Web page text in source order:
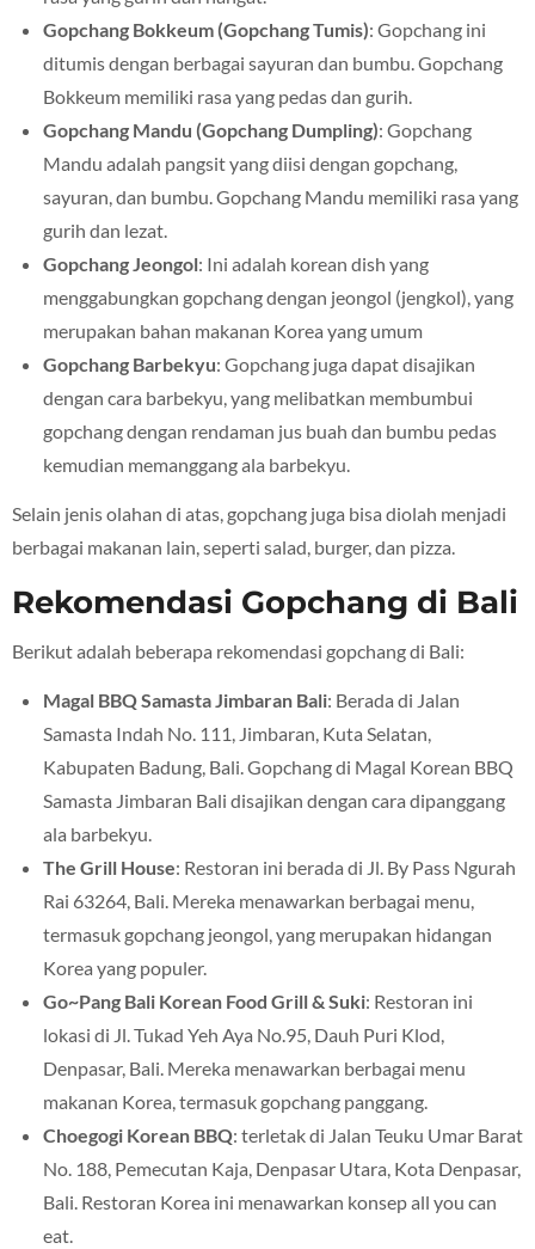
Gopchang Bokkeum (Gopchang Tumis): Gopchang ini
ditumis dengan berbagai sayuran dan bumbu. Gopchang
Bokkeum memiliki rasa yang pedas dan gurih.
Gopchang Mandu (Gopchang Dumpling): Gopchang
Mandu adalah pangsit yang diisi dengan gopchang,
sayuran, dan bumbu. Gopchang Mandu memiliki rasa yang
gurih dan lezat.
Gopchang Jeongol: Ini adalah korean dish yang
menggabungkan gopchang dengan jeongol (jengkol), yang
merupakan bahan makanan Korea yang umum
Gopchang Barbekyu: Gopchang juga dapat disajikan
dengan cara barbekyu, yang melibatkan membumbui
gopchang dengan rendaman jus buah dan bumbu pedas
kemudian memanggang ala barbekyu.
Selain jenis olahan di atas, gopchang juga bisa diolah menjadi
berbagai makanan lain, seperti salad, burger, dan pizza.
Rekomendasi Gopchang di Bali
Berikut adalah beberapa rekomendasi gopchang di Bali:
Magal BBQ Samasta Jimbaran Bali: Berada di Jalan
Samasta Indah No. 111, Jimbaran, Kuta Selatan,
Kabupaten Badung, Bali. Gopchang di Magal Korean BBQ
Samasta Jimbaran Bali disajikan dengan cara dipanggang
ala barbekyu.
The Grill House: Restoran ini berada di Jl. By Pass Ngurah
Rai 63264, Bali. Mereka menawarkan berbagai menu,
termasuk gopchang jeongol, yang merupakan hidangan
Korea yang populer.
Go~Pang Bali Korean Food Grill & Suki: Restoran ini
lokasi di Jl. Tukad Yeh Aya No.95, Dauh Puri Klod,
Denpasar, Bali. Mereka menawarkan berbagai menu
makanan Korea, termasuk gopchang panggang.
Choegogi Korean BBQ: terletak di Jalan Teuku Umar Barat
No. 188, Pemecutan Kaja, Denpasar Utara, Kota Denpasar,
Bali. Restoran Korea ini menawarkan konsep all you can
eat.